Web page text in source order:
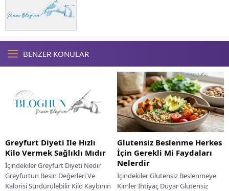
BENZER KONULAR
Greyfurt Diyeti Ile Hızlı
Kilo Vermek Sağlıklı Mıdır
İçindekiler Greyfurt Diyeti Nedir
Greyfurtun Besin Değerleri Ve
Kalorisi Sürdürülebilir Kilo Kaybının
Glutensiz Beslenme Herkes
İçin Gerekli Mi Faydaları
Nelerdir
İçindekiler Glutensiz Beslenmeye
Kimler İhtiyaç Duyar Glutensiz